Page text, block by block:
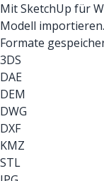
Mit SketchUp für
Modell
Formate
3DS
DAE
DEM
DWG
DXF
KMZ
STL